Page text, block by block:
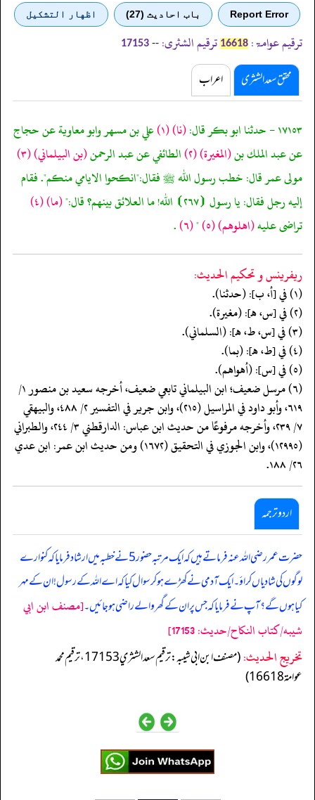
Report Error باب احادیث (27) اظهار التشكيل
ترقیم عوامۃ: 16618 ترقیم الشثری: --
17153
محقق سعد الشثری اعراب
١٧١٥٣ - حدثنا ابو بكر قال: (نا)(١) علي بن مسهر وابو معاوية عن حجاج
عن عبد الملك بن(المغيرة)(٢) الطائفي عن عبد الرحمن(بن البيلماني)(٣)
مولى عمر قال: خطب رسول الله ﷺ فقال:"انكحوا الايامي منكم". فقام
إليه رجل فقال: يا رسول ⦗٢٦٧⦘ الله! ما العلائق بينهم؟ قال:"
(ما)(٤)
تراضى عليه(اهلوهم)(٥) "(٦) .
ريفرينس و تحكيم الحدیث:
(١) في [أ، ب]: (حدثنا).
(٢) في [س، هـ]: (مغيرة).
(٣) في [س، ط، هـ]: (السلماني).
(٤) في [ط، هـ]: (بما).
(٥) في [س]: (أهواهم).
(٦) مرسل ضعيف؛ ابن البيلماني تابعي ضعيف، أخرجه سعيد بن منصور ١/
٦١٩، وأبو داود في المراسيل (٢١٥)، وابن جرير في التفسير ٢/ ٤٨٨، والبيهقي
٧/ ٢٣٩، وأخرجه مرفوعًا من حديث ابن عباس: الدارقطني ٣/ ٢٤٤، والطبراني
(١٢٩٩٥)، وابن الجوزي في التحقيق (١٦٧٢) ومن حديث ابن عمر: ابن عدي
٢٦/ ١٨٨.
اردو ترجمہ
حضرت عمر رضی اللہ عنہ فرماتے ہیں کہ ایک مرتبہ حضور 5 نے خطبہ میں ارشاد فرمایا کہ کنوارے
لوگوں کی شادیاں کراؤ۔ ایک آدمی نے کھڑے ہوکر سوال کیا کہ اے اللہ کے رسول! ان کے مہر
کیا ہوں گے؟ آپ نے فرمایا کہ جس پر ان کے گھر والے راضی ہوجائیں۔[مصنف ابن ابي
شيبه/كتاب النكاح/حدیث: 17153]
تخریج الحدیث:
(مصنف ابن ابي شيبه: ترقيم سعد الشثري 17153، ترقيم محمد
عوامة 16618)